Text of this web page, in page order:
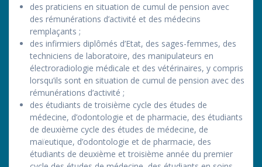
des praticiens en situation de cumul de pension avec
des rémunérations d’activité et des médecins
remplaçants ;
des infirmiers diplômés d’Etat, des sages-femmes, des
techniciens de laboratoire, des manipulateurs en
électroradiologie médicale et des vétérinaires, y compris
lorsqu’ils sont en situation de cumul de pension avec des
rémunérations d’activité ;
des étudiants de troisième cycle des études de
médecine, d’odontologie et de pharmacie, des étudiants
de deuxième cycle des études de médecine, de
maïeutique, d’odontologie et de pharmacie, des
étudiants de deuxième et troisième année du premier